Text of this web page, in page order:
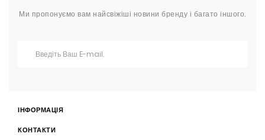
Ми пропонуємо вам найсвіжіші новини бренду і багато іншого.
ІНФОРМАЦІЯ
КОНТАКТИ